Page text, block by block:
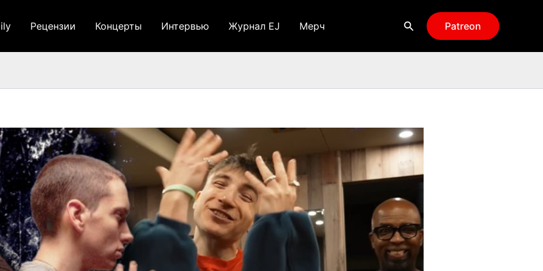
Рецензии Концерты Интервью Журнал EJ Мерч Поиск Patreon